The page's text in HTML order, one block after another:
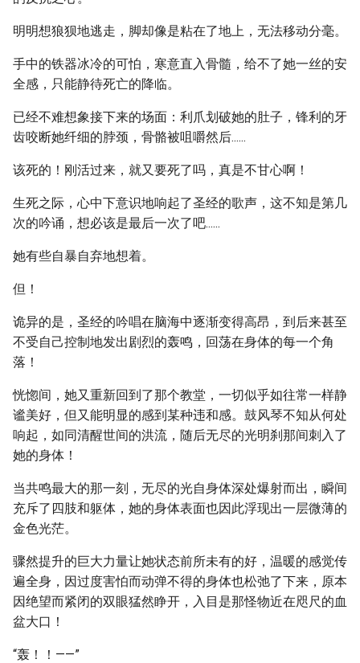
明明想狼狈地逃走，脚却像是粘在了地上，无法移动分毫。
手中的铁器冰冷的可怕，寒意直入骨髓，给不了她一丝的安
全感，只能静待死亡的降临。
已经不难想象接下来的场面：利爪划破她的肚子，锋利的牙
齿咬断她纤细的脖颈，骨骼被咀嚼然后......
该死的！刚活过来，就又要死了吗，真是不甘心啊！
生死之际，心中下意识地响起了圣经的歌声，这不知是第几
次的吟诵，想必该是最后一次了吧......
她有些自暴自弃地想着。
但！
诡异的是，圣经的吟唱在脑海中逐渐变得高昂，到后来甚至
不受自己控制地发出剧烈的轰鸣，回荡在身体的每一个角
落！
恍惚间，她又重新回到了那个教堂，一切似乎如往常一样静
谧美好，但又能明显的感到某种违和感。鼓风琴不知从何处
响起，如同清醒世间的洪流，随后无尽的光明刹那间刺入了
她的身体！
当共鸣最大的那一刻，无尽的光自身体深处爆射而出，瞬间
充斥了四肢和躯体，她的身体表面也因此浮现出一层微薄的
金色光茫。
骤然提升的巨大力量让她状态前所未有的好，温暖的感觉传
遍全身，因过度害怕而动弹不得的身体也松弛了下来，原本
因绝望而紧闭的双眼猛然睁开，入目是那怪物近在咫尺的血
盆大口！
“轰！！——”